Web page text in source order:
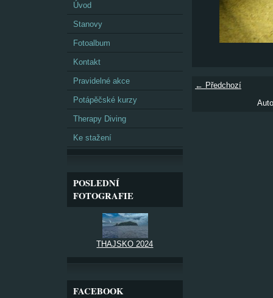
Úvod
Stanovy
Fotoalbum
Kontakt
Pravidelné akce
Potápěčské kurzy
Therapy Diving
Ke stažení
POSLEDNÍ
FOTOGRAFIE
THAJSKO 2024
FACEBOOK
← Předchozí